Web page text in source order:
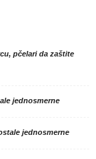
pčelari da zaštite
jednosmerne
jednosmerne